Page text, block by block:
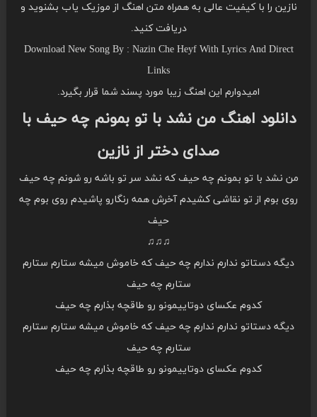
نازین را با کیفیت عالی به همراه متن اهنگ از موزیک یاب بشنوید و
دریافت کنید.
Download New Song By : Nazin Che Heyf With Lyrics And Direct
Links
امیدوارم این اهنگ زیبا مورد پسند شما قرار بگیرد.
دانلود اهنگ من نشد با تو بمونم چه حیف با
صدای دختر از نازین
من نشد با تو بمونم چه حیف که نشد سر تو باشه رو شونم چه حیف
روی بوم از تو نقاشی کشیدم آخرش همه رنگارو پاشیدم روی بوم چه
حیف
♫♫♫
دیگه دستاتو ندارم ندارم چه حیف که خاموش میشه ستارم ستارم
ستارم چه حیف
کدوم عکسای دوتاییمونو رو طاقچه بذارم چه حیف
دیگه دستاتو ندارم ندارم چه حیف که خاموش میشه ستارم ستارم
ستارم چه حیف
کدوم عکسای دوتاییمونو رو طاقچه بذارم چه حیف